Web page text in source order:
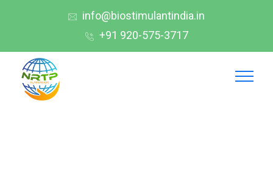
info@biostimulantindia.in
+91 920-575-3717